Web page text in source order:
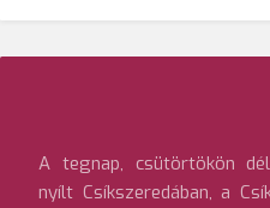
A tegnap, csütörtökön
nyílt Csíkszeredában, a